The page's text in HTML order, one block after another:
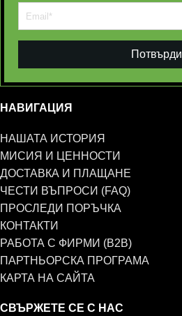
Потвърди
НАВИГАЦИЯ
НАШАТА ИСТОРИЯ
МИСИЯ И ЦЕННОСТИ
ДОСТАВКА И ПЛАЩАНЕ
ЧЕСТИ ВЪПРОСИ (FAQ)
ПРОСЛЕДИ ПОРЪЧКА
КОНТАКТИ
РАБОТА С ФИРМИ (B2B)
ПАРТНЬОРСКА ПРОГРАМА
КАРТА НА САЙТА
СВЪРЖЕТЕ СЕ С НАС